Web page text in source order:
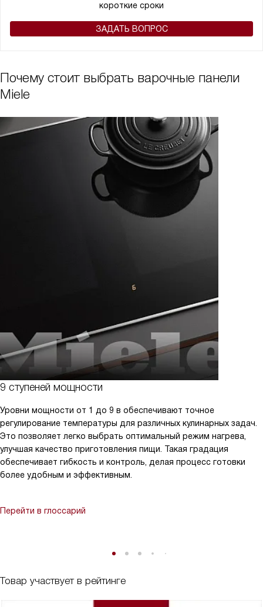
Товар участвует в рейтинге
короткие сроки
ЗАДАТЬ ВОПРОС
Почему стоит выбрать варочные панели
Miele
9 ступеней мощности
Уровни мощности от 1 до 9 в обеспечивают точное
регулирование температуры для различных кулинарных задач.
Это позволяет легко выбрать оптимальный режим нагрева,
улучшая качество приготовления пищи. Такая градация
обеспечивает гибкость и контроль, делая процесс готовки
более удобным и эффективным.
Перейти в глоссарий